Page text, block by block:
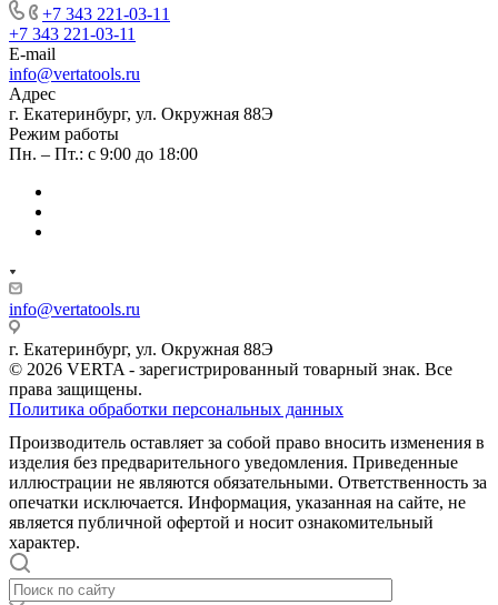
+7 343 221-03-11
+7 343 221-03-11
E-mail
info@vertatools.ru
Адрес
г. Екатеринбург, ул. Окружная 88Э
Режим работы
Пн. – Пт.: с 9:00 до 18:00
info@vertatools.ru
г. Екатеринбург, ул. Окружная 88Э
© 2026 VERTA - зарегистрированный товарный знак. Все
права защищены.
Политика обработки персональных данных
Производитель оставляет за собой право вносить изменения в
изделия без предварительного уведомления. Приведенные
иллюстрации не являются обязательными. Ответственность за
опечатки исключается. Информация, указанная на сайте, не
является публичной офертой и носит ознакомительный
характер.